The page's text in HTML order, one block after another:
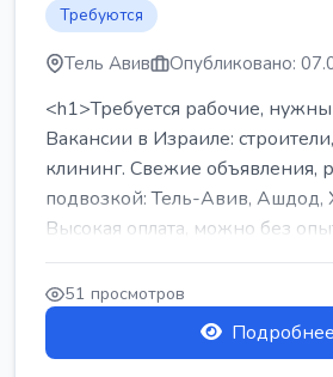
Требуются
Тель Авив Опубликовано:
<h1>Требуется рабочие,
Вакансии в Израиле:
клининг. Свежие объявления,
подвозкой: Тель-Авив, Ашдод,
Высокая оплата, можно без
...
51 просмотров
Подробнее